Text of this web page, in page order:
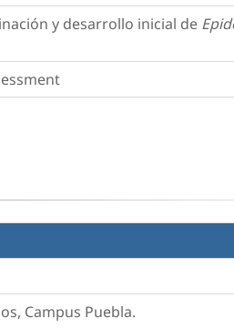
y desarrollo inicial de
Campus Puebla.